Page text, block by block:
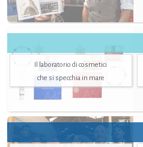
Il laboratorio di cosmetici
che si specchia in mare